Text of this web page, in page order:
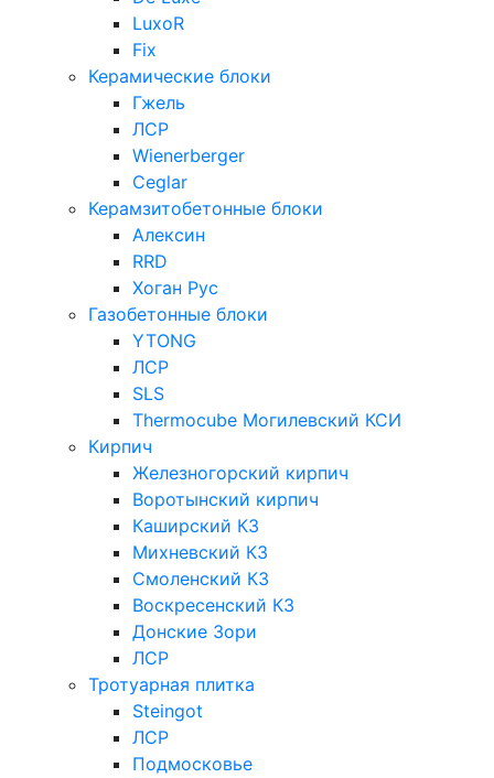
LuxoR
Fix
Керамические блоки
Гжель
ЛСР
Wienerberger
Ceglar
Керамзитобетонные блоки
Алексин
RRD
Хоган Рус
Газобетонные блоки
YTONG
ЛСР
SLS
Thermocube Могилевский КСИ
Кирпич
Железногорский кирпич
Воротынский кирпич
Каширский КЗ
Михневский КЗ
Смоленский КЗ
Воскресенский КЗ
Донские Зори
ЛСР
Тротуарная плитка
Steingot
ЛСР
Подмосковье